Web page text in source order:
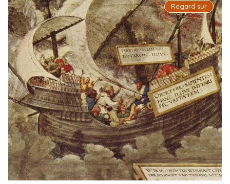
Regard sur